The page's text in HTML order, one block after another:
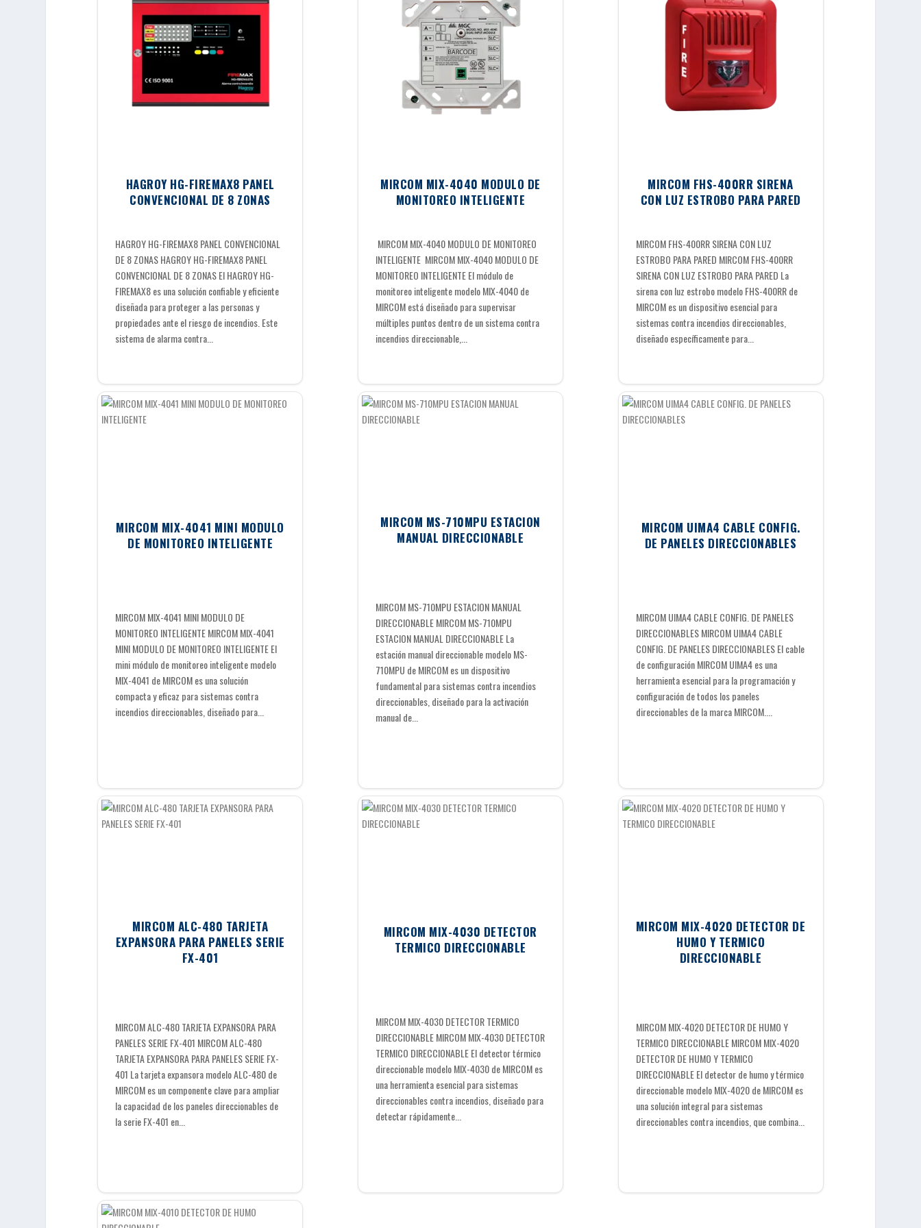
HAGROY HG-FIREMAX8 PANEL
CONVENCIONAL DE 8 ZONAS
HAGROY HG-FIREMAX8 PANEL CONVENCIONAL
DE 8 ZONAS HAGROY HG-FIREMAX8 PANEL
CONVENCIONAL DE 8 ZONAS El HAGROY HG-
FIREMAX8 es una solución confiable y eficiente
diseñada para proteger a las personas y
propiedades ante el riesgo de incendios. Este
sistema de alarma contra...
MIRCOM MIX-4041 MINI MODULO
DE MONITOREO INTELIGENTE
MIRCOM MIX-4041 MINI MODULO DE
MONITOREO INTELIGENTE MIRCOM MIX-4041
MINI MODULO DE MONITOREO INTELIGENTE El
mini módulo de monitoreo inteligente modelo
MIX-4041 de MIRCOM es una solución
compacta y eficaz para sistemas contra
incendios direccionables, diseñado para...
MIRCOM ALC-480 TARJETA
EXPANSORA PARA PANELES SERIE
FX-401
MIRCOM ALC-480 TARJETA EXPANSORA PARA
PANELES SERIE FX-401 MIRCOM ALC-480
TARJETA EXPANSORA PARA PANELES SERIE FX-
401 La tarjeta expansora modelo ALC-480 de
MIRCOM es un componente clave para ampliar
la capacidad de los paneles direccionables de
la serie FX-401 en...
MIRCOM MIX-4040 MODULO DE
MONITOREO INTELIGENTE
MIRCOM MIX-4040 MODULO DE MONITOREO
INTELIGENTE MIRCOM MIX-4040 MODULO DE
MONITOREO INTELIGENTE El módulo de
monitoreo inteligente modelo MIX-4040 de
MIRCOM está diseñado para supervisar
múltiples puntos dentro de un sistema contra
incendios direccionable,...
MIRCOM MS-710MPU ESTACION
MANUAL DIRECCIONABLE
MIRCOM MS-710MPU ESTACION MANUAL
DIRECCIONABLE MIRCOM MS-710MPU
ESTACION MANUAL DIRECCIONABLE La
estación manual direccionable modelo MS-
710MPU de MIRCOM es un dispositivo
fundamental para sistemas contra incendios
direccionables, diseñado para la activación
manual de...
MIRCOM MIX-4030 DETECTOR
TERMICO DIRECCIONABLE
MIRCOM MIX-4030 DETECTOR TERMICO
DIRECCIONABLE MIRCOM MIX-4030 DETECTOR
TERMICO DIRECCIONABLE El detector térmico
direccionable modelo MIX-4030 de MIRCOM es
una herramienta esencial para sistemas
direccionables contra incendios, diseñado para
detectar rápidamente...
MIRCOM FHS-400RR SIRENA
CON LUZ ESTROBO PARA PARED
MIRCOM FHS-400RR SIRENA CON LUZ
ESTROBO PARA PARED MIRCOM FHS-400RR
SIRENA CON LUZ ESTROBO PARA PARED La
sirena con luz estrobo modelo FHS-400RR de
MIRCOM es un dispositivo esencial para
sistemas contra incendios direccionables,
diseñado específicamente para...
MIRCOM UIMA4 CABLE CONFIG.
DE PANELES DIRECCIONABLES
MIRCOM UIMA4 CABLE CONFIG. DE PANELES
DIRECCIONABLES MIRCOM UIMA4 CABLE
CONFIG. DE PANELES DIRECCIONABLES El cable
de configuración MIRCOM UIMA4 es una
herramienta esencial para la programación y
configuración de todos los paneles
direccionables de la marca MIRCOM....
MIRCOM MIX-4020 DETECTOR DE
HUMO Y TERMICO
DIRECCIONABLE
MIRCOM MIX-4020 DETECTOR DE HUMO Y
TERMICO DIRECCIONABLE MIRCOM MIX-4020
DETECTOR DE HUMO Y TERMICO
DIRECCIONABLE El detector de humo y térmico
direccionable modelo MIX-4020 de MIRCOM es
una solución integral para sistemas
direccionables contra incendios, que combina...